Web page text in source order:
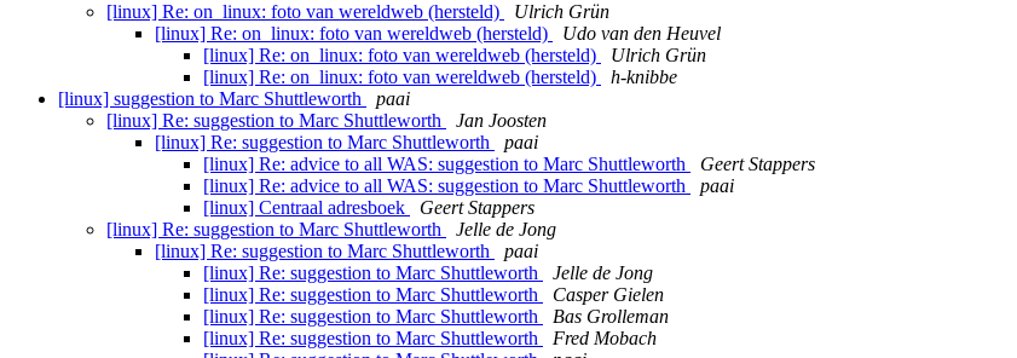
[linux] Re: on_linux: foto van wereldweb (hersteld)
Ulrich Grün
[linux] Re: on_linux: foto van wereldweb (hersteld)
Udo van den Heuvel
[linux] Re: on_linux: foto van wereldweb (hersteld)
Ulrich Grün
[linux] Re: on_linux: foto van wereldweb (hersteld)
h-knibbe
[linux] suggestion to Marc Shuttleworth
paai
[linux] Re: suggestion to Marc Shuttleworth
Jan Joosten
[linux] Re: suggestion to Marc Shuttleworth
paai
[linux] Re: advice to all WAS: suggestion to Marc Shuttleworth
Geert Stappers
[linux] Re: advice to all WAS: suggestion to Marc Shuttleworth
paai
[linux] Centraal adresboek
Geert Stappers
[linux] Re: suggestion to Marc Shuttleworth
Jelle de Jong
[linux] Re: suggestion to Marc Shuttleworth
paai
[linux] Re: suggestion to Marc Shuttleworth
Jelle de Jong
[linux] Re: suggestion to Marc Shuttleworth
Casper Gielen
[linux] Re: suggestion to Marc Shuttleworth
Bas Grolleman
[linux] Re: suggestion to Marc Shuttleworth
Fred Mobach